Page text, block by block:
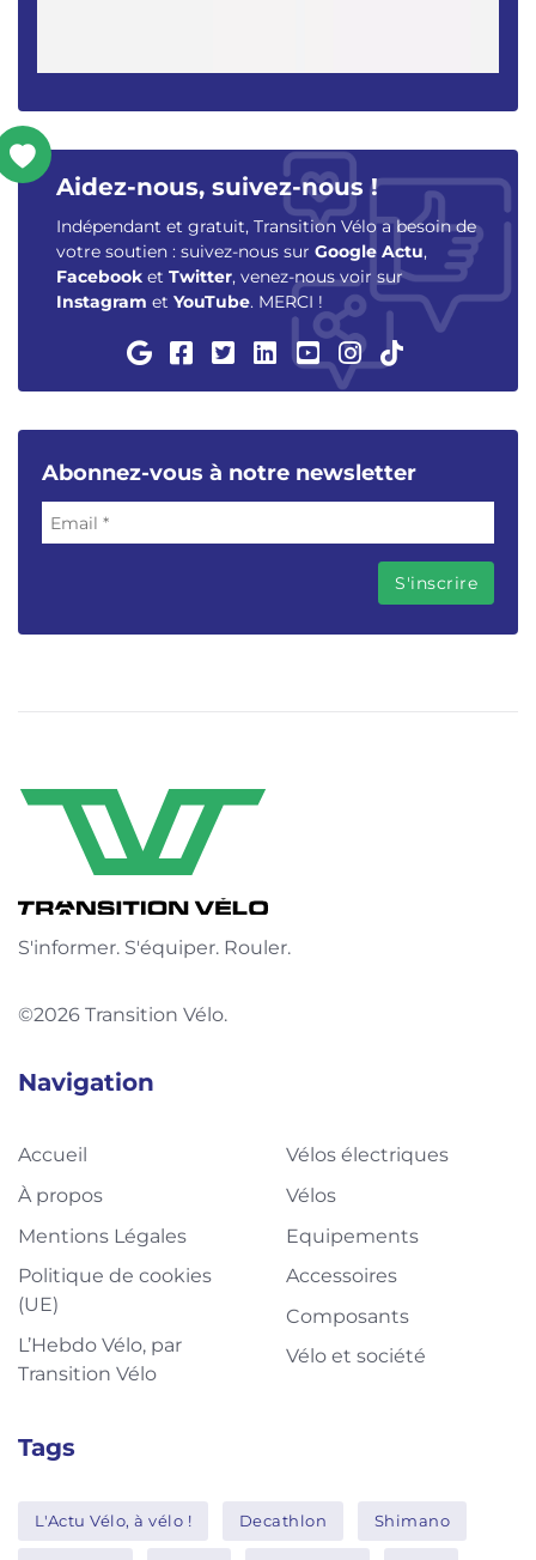
Aidez-nous, suivez-nous !
Indépendant et gratuit, Transition Vélo a besoin de
votre soutien : suivez-nous sur Google Actu,
Facebook et Twitter, venez-nous voir sur
Instagram et YouTube. MERCI !
Abonnez-vous à notre newsletter
S'informer. S'équiper. Rouler.
©2026 Transition Vélo.
Navigation
Accueil
À propos
Mentions Légales
Politique de cookies
(UE)
L’Hebdo Vélo, par
Transition Vélo
Vélos électriques
Vélos
Equipements
Accessoires
Composants
Vélo et société
Tags
L'Actu Vélo, à vélo ! Decathlon Shimano